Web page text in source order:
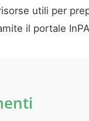
utili per
il portale